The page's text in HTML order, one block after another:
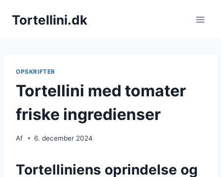
Tortellini.dk
OPSKRIFTER
Tortellini med tomater
friske ingredienser
Af 6. december 2024
Tortelliniens oprindelse og